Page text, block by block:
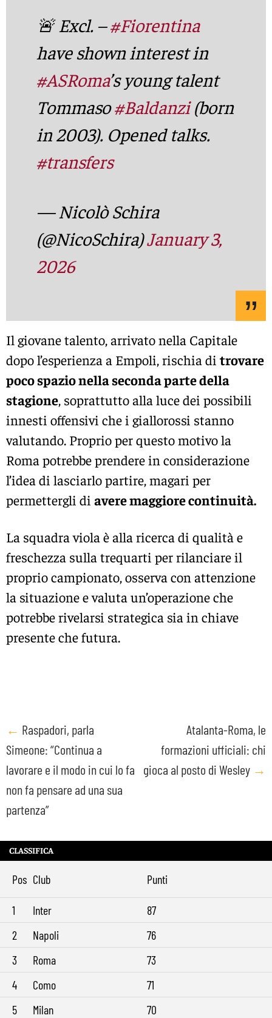
🚨 Excl. –#Fiorentina
have shown interest in
#ASRoma’s young talent
Tommaso#Baldanzi(born
in 2003). Opened talks.
#transfers
— Nicolò Schira
(@NicoSchira)January 3,
2026
Il giovane talento, arrivato nella Capitale
dopo l’esperienza a Empoli, rischia di trovare
poco spazio nella seconda parte della
stagione, soprattutto alla luce dei possibili
innesti offensivi che i giallorossi stanno
valutando. Proprio per questo motivo la
Roma potrebbe prendere in considerazione
l’idea di lasciarlo partire, magari per
permettergli di avere maggiore continuità.
La squadra viola è alla ricerca di qualità e
freschezza sulla trequarti per rilanciare il
proprio campionato, osserva con attenzione
la situazione e valuta un’operazione che
potrebbe rivelarsi strategica sia in chiave
presente che futura.
Post
navigation
← Raspadori, parla
Simeone: “Continua a
lavorare e il modo in cui lo fa
non fa pensare ad una sua
partenza”
Atalanta-Roma, le
formazioni ufficiali: chi
gioca al posto di Wesley →
CLASSIFICA
Pos Club Punti
1 Inter
87
2
Napoli
76
3
Roma
73
4
Como
71
5
Milan 70